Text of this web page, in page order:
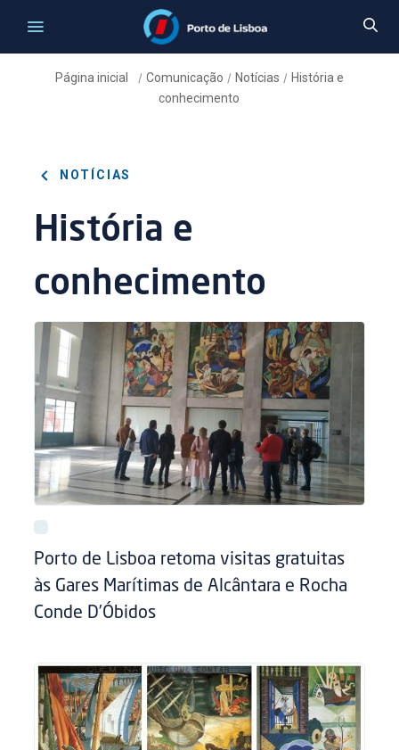
Página inicial / Comunicação / Notícias / História e
conhecimento
NOTÍCIAS
História e
conhecimento
Porto de Lisboa retoma visitas gratuitas
às Gares Marítimas de Alcântara e Rocha
Conde D’Óbidos